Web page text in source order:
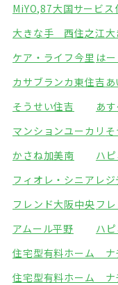
MiYO,87大国サービス
大きな手 西住之江
ケア・ライフ今里 は
カサブランカ東住吉
そうせい住吉
あ
マンションユーカリ
かさね加美南
ハ
フィオレ・シニアレ
フレンド大阪中央 フ
アムール平野
ハ
住宅型有料ホーム ナ
住宅型有料ホーム ナ